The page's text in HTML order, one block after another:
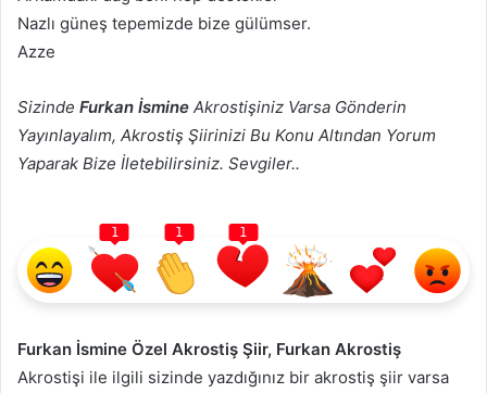
Nazlı güneş tepemizde bize gülümser.
Azze
Sizinde Furkan İsmine Akrostişiniz Varsa Gönderin
Yayınlayalım, Akrostiş Şiirinizi Bu Konu Altından Yorum
Yaparak Bize İletebilirsiniz. Sevgiler..
1 1 1
Furkan İsmine Özel Akrostiş Şiir, Furkan Akrostiş
Akrostişi ile ilgili sizinde yazdığınız bir akrostiş şiir varsa